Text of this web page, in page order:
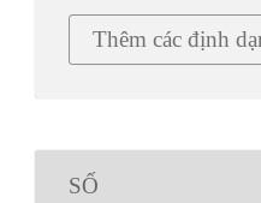
Thêm các định
SỐ